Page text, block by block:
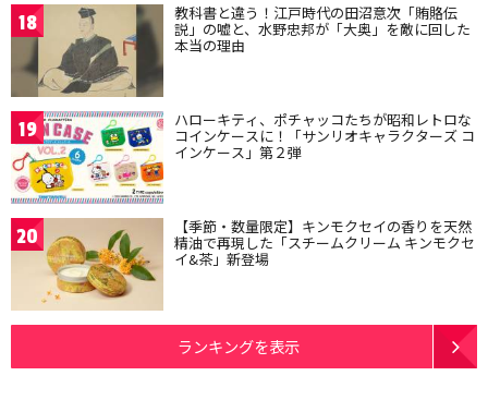
18 教科書と違う！江戸時代の田沼意次「賄賂伝
説」の嘘と、水野忠邦が「大奥」を敵に回した
本当の理由
19 ハローキティ、ポチャッコたちが昭和レトロな
コインケースに！「サンリオキャラクターズ コ
インケース」第２弾
20 【季節・数量限定】キンモクセイの香りを天然
精油で再現した「スチームクリーム キンモクセ
イ&茶」新登場
ランキングを表示